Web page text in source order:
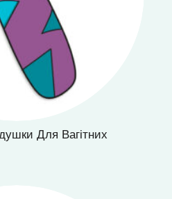
Для Вагітних